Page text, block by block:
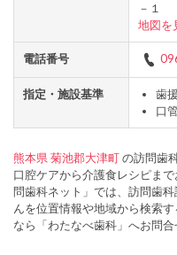
－１
地図を
電話番号
指定・施設基準
歯
口
熊本県 菊池郡大津町の訪問歯
口腔ケアから介護食レシピま
問歯科ネット」では、訪問歯
んを位置情報や地域から検索
なら「わたなべ歯科」へお問合